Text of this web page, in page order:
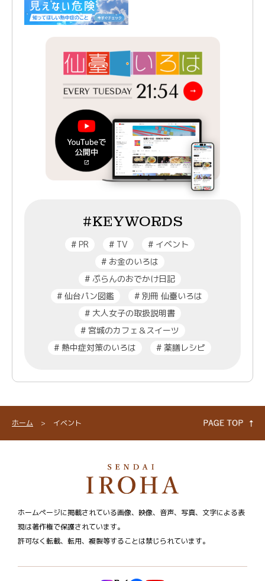
#KEYWORDS
#PR #TV #イベント
#お金のいろは
#ぷらんのおでかけ日記
# 仙台パン図鑑 # 別冊 仙臺いろは
#大人女子の取扱説明書
#宮城のカフェ＆スイーツ
# 熱中症対策のいろは # 薬膳レシピ
ホーム > イベント
ホームページに掲載されている画像、映像、音声、写真、文字による表
現は著作権で保護されています。
許可なく転載、転用、複製等することは禁じられています。